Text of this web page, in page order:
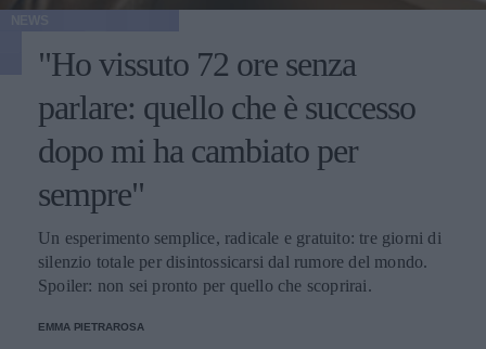
"Ho vissuto 72 ore senza
parlare: quello che è successo
dopo mi ha cambiato per
sempre"
Un esperimento semplice, radicale e gratuito: tre giorni di
silenzio totale per disintossicarsi dal rumore del mondo.
Spoiler: non sei pronto per quello che scoprirai.
EMMA PIETRAROSA